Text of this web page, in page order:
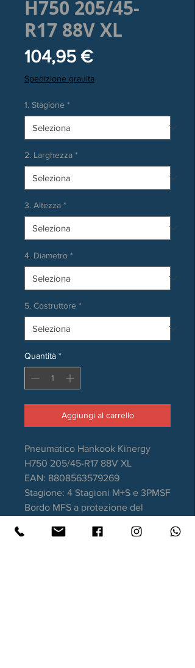
H750 205/45-
R17 88V XL
104,95 €Prezzo
Spedizione grauita
1. Stagione *
2. Larghezza *
3. Altezza *
4. Diametro *
5. Costruttore *
Quantità *
Aggiungi al carrello
Pneumatico Hankook Kinergy
H750 205/45-R17 88V XL
EAN: 8808563579269
Stagione: 4 Stagioni M+S e 3PMSF
Bordo MFS a protezione del
Aderenza sul bagnato: B